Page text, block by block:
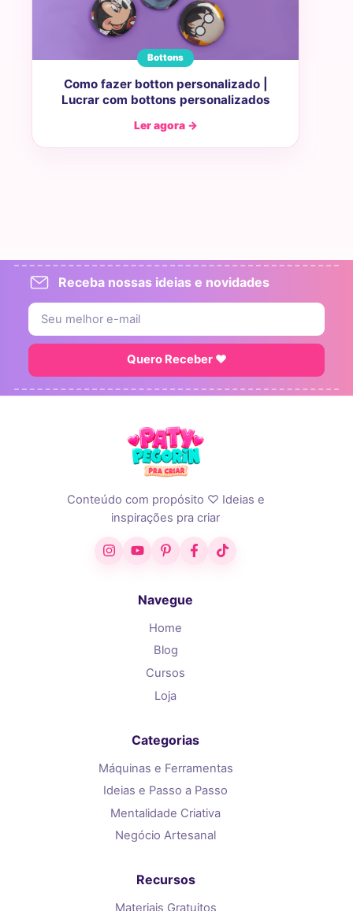
Bottons
Como fazer botton personalizado |
Lucrar com bottons personalizados
Ler agora →
Receba nossas ideias e novidades
Quero Receber ♥
Conteúdo com propósito ♡ Ideias e
inspirações pra criar
InstagramYouTubePinterestFacebook
TikTok
Navegue
Home
Blog
Cursos
Loja
Categorias
Máquinas e Ferramentas
Ideias e Passo a Passo
Mentalidade Criativa
Negócio Artesanal
Recursos
Materiais Gratuitos